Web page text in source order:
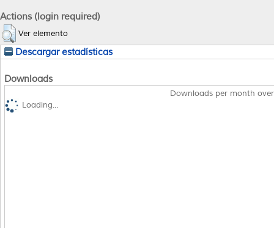
Actions (login required)
Ver elemento
Descargar estadísticas
Downloads
Downloads per month
Loading...